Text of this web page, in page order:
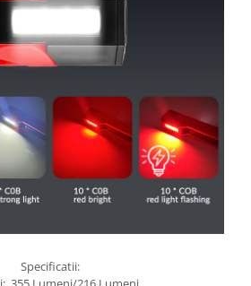
Specificatii: